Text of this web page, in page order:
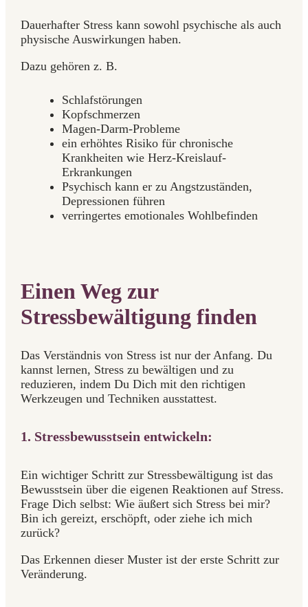
Dauerhafter Stress kann sowohl psychische als auch
physische Auswirkungen haben.
Dazu gehören z. B.
Schlafstörungen
Kopfschmerzen
Magen-Darm-Probleme
ein erhöhtes Risiko für chronische
Krankheiten wie Herz-Kreislauf-
Erkrankungen
Psychisch kann er zu Angstzuständen,
Depressionen führen
verringertes emotionales Wohlbefinden
Einen Weg zur
Stressbewältigung finden
Das Verständnis von Stress ist nur der Anfang. Du
kannst lernen, Stress zu bewältigen und zu
reduzieren, indem Du Dich mit den richtigen
Werkzeugen und Techniken ausstattest.
1. Stressbewusstsein entwickeln:
Ein wichtiger Schritt zur Stressbewältigung ist das
Bewusstsein über die eigenen Reaktionen auf Stress.
Frage Dich selbst: Wie äußert sich Stress bei mir?
Bin ich gereizt, erschöpft, oder ziehe ich mich
zurück?
Das Erkennen dieser Muster ist der erste Schritt zur
Veränderung.